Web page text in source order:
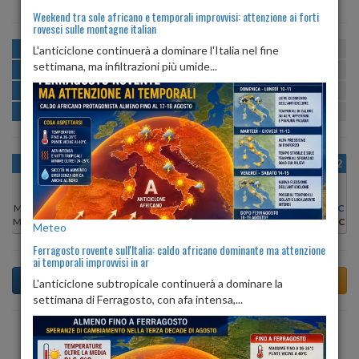
MATTINA min:18º max:26º
POMERIGGIO min:27º max:
SERA min:21º max:27º U:72%-77%
NOTTE min:18º max: 20º U:65%
OGGI
Min:18°C
Max:26°C
VEN 07
Min:20°C
Max:25°C
SAB 08
Min: 19°C
Max:25°C
DOM 09
Min:18°C
Max:25°C
LUN 10
Min:18°C
Max:25°C
MAR 11
Min:18°C
Max:25°C
MER 12
Min:18°C
Max:25°C
Previsioni del Tempo a Tornimparte di oggi
Weekend tra sole africano e temporali improvvisi: attenzione ai forti
rovesci sulle montagne italian
L'anticiclone continuerà a dominare l'Italia nel fine
settimana, ma infiltrazioni più umide...
Meteo
Ferragosto rovente sull'Italia: caldo africano dominante ma attenzione
ai temporali improvvisi in ar
L'anticiclone subtropicale continuerà a dominare la
settimana di Ferragosto, con afa intensa,...